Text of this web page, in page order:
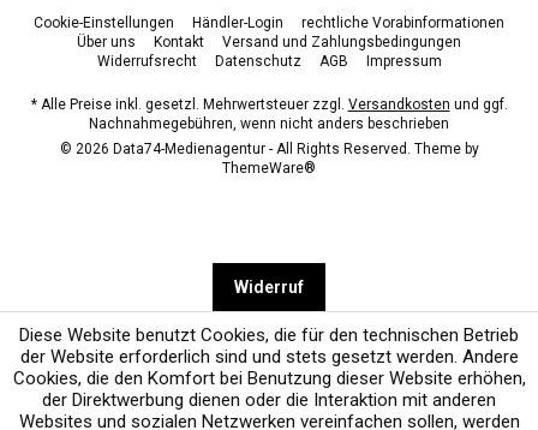
Cookie-Einstellungen Händler-Login
rechtliche Vorabinformationen
Über uns
Kontakt
Versand und Zahlungsbedingungen
Widerrufsrecht
Datenschutz AGB Impressum
* Alle Preise inkl. gesetzl. Mehrwertsteuer zzgl. Versandkosten und ggf.
Nachnahmegebühren, wenn nicht anders beschrieben
© 2026 Data74-Medienagentur - All Rights Reserved. Theme by
ThemeWare®
Widerruf
Diese Website benutzt Cookies, die für den technischen Betrieb
der Website erforderlich sind und stets gesetzt werden. Andere
Cookies, die den Komfort bei Benutzung dieser Website erhöhen,
der Direktwerbung dienen oder die Interaktion mit anderen
Websites und sozialen Netzwerken vereinfachen sollen, werden